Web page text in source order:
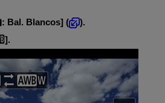
: Bal. Blancos] (
).
].